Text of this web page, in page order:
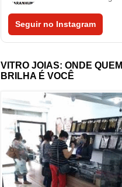
Seguir no Instagram
VITRO JOIAS: ONDE QUEM
BRILHA É VOCÊ